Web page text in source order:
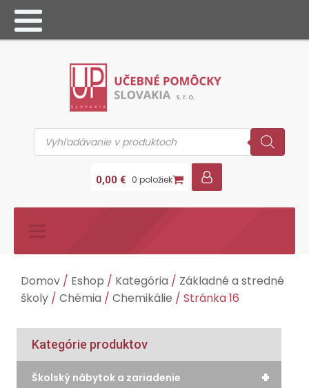
Products
search
0,00 € 0 položiek
Domov / Eshop / Kategória / Základné a stredné
školy / Chémia / Chemikálie / Stránka 16
Kategórie produktov
+
Školský nábytok a zariadenie